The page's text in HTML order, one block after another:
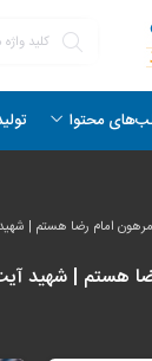
محتوا
امام رضا هستم |
هستم | شهید